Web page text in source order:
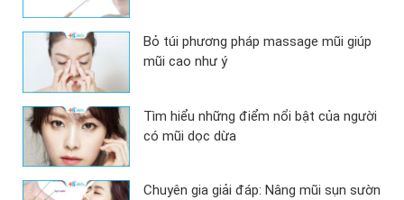
Bỏ túi phương pháp massage mũi giúp
mũi cao như ý
Tìm hiểu những điểm nổi bật của người
có mũi dọc dừa
Chuyên gia giải đáp: Nâng mũi sụn sườn